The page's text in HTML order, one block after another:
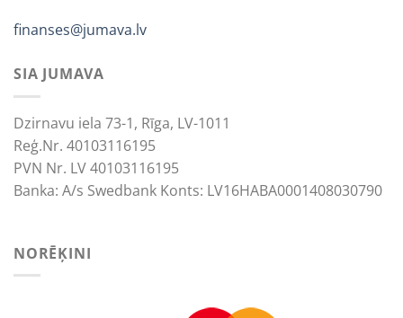
finanses@jumava.lv
SIA JUMAVA
Dzirnavu iela 73-1, Rīga, LV-1011
Reģ.Nr. 40103116195
PVN Nr. LV 40103116195
Banka: A/s Swedbank Konts: LV16HABA0001408030790
NORĒĶINI